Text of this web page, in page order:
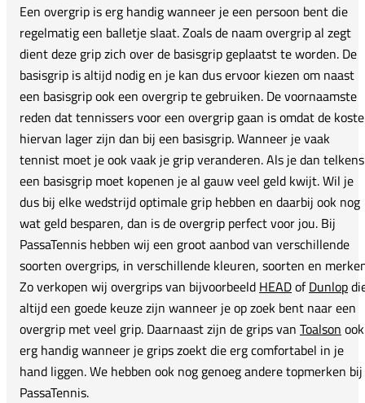
Een overgrip is erg handig wanneer je een persoon bent die
regelmatig een balletje slaat. Zoals de naam overgrip al zegt
dient deze grip zich over de basisgrip geplaatst te worden. De
basisgrip is altijd nodig en je kan dus ervoor kiezen om naast
een basisgrip ook een overgrip te gebruiken. De voornaamste
reden dat tennissers voor een overgrip gaan is omdat de
hiervan lager zijn dan bij een basisgrip. Wanneer je vaak
tennist moet je ook vaak je grip veranderen. Als je dan telkens
een basisgrip moet kopenen je al gauw veel geld kwijt. Wil je
dus bij elke wedstrijd optimale grip hebben en daarbij ook nog
wat geld besparen, dan is de overgrip perfect voor jou. Bij
PassaTennis hebben wij een groot aanbod van verschillende
soorten overgrips, in verschillende kleuren, soorten en
Zo verkopen wij overgrips van bijvoorbeeld HEADofDunlop
altijd een goede keuze zijn wanneer je op zoek bent naar een
overgrip met veel grip. Daarnaast zijn de grips van Toalson ook
erg handig wanneer je grips zoekt die erg comfortabel in je
hand liggen. We hebben ook nog genoeg andere topmerken bij
PassaTennis.